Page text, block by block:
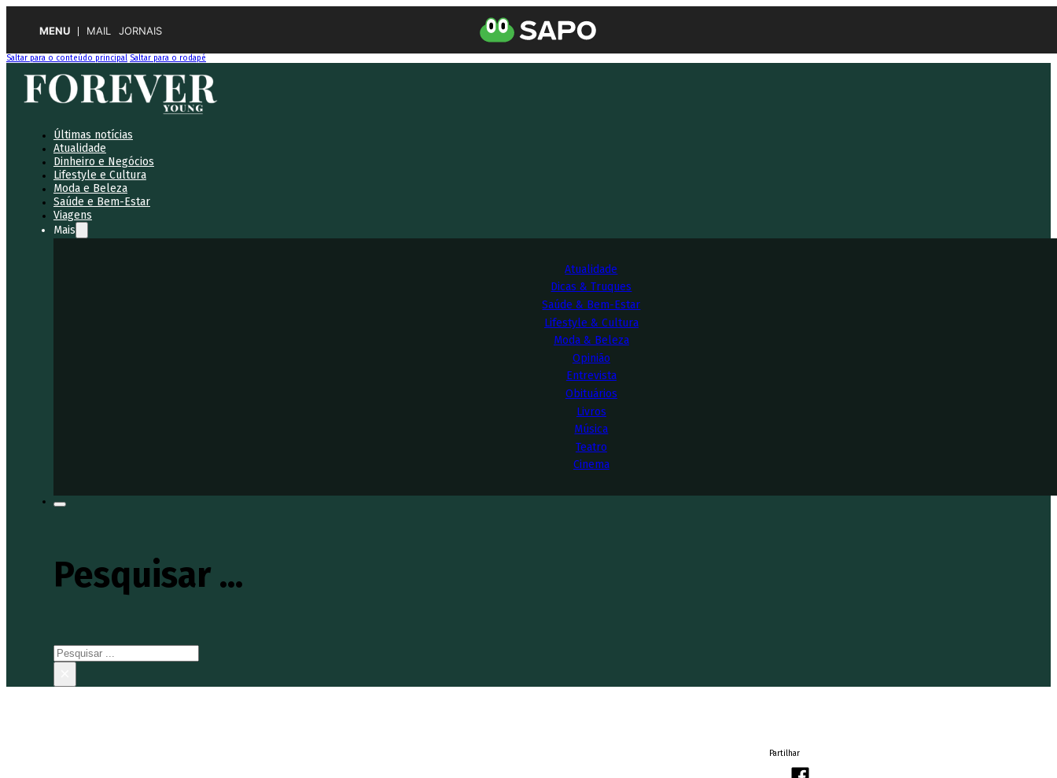
MENU MAIL JORNAIS
Saltar para o conteúdo principal Saltar para o rodapé
Últimas notícias
Atualidade
Dinheiro e Negócios
Lifestyle e Cultura
Moda e Beleza
Saúde e Bem-Estar
Viagens
Mais
Atualidade
Dicas & Truques
Saúde & Bem-Estar
Lifestyle & Cultura
Moda & Beleza
Opinião
Entrevista
Obituários
Livros
Música
Teatro
Cinema
Pesquisar ...
Pesquisar
Partilhar